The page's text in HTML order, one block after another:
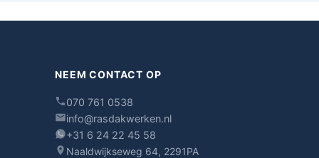
NEEM CONTACT OP
070 761 0538
info@rasdakwerken.nl
+31 6 24 22 45 58
Naaldwijkseweg 64, 2291PA